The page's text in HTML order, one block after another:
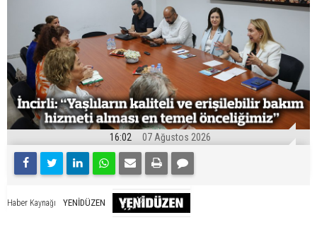
16:02 07 Ağustos 2026
Haber Kaynağı YENİDÜZEN